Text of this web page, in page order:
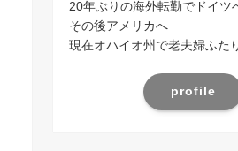
20年ぶりの海外転勤でドイツ
その後アメリカへ
現在オハイオ州で老夫婦ふた
profile